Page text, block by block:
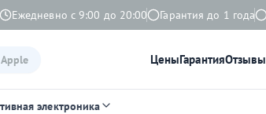
Ежедневно с 9:00 до 20:00 Гарантия до 1 года
ЦеныГарантияОтзывы
электроника